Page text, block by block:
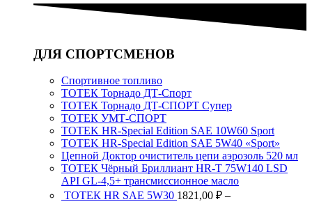
ДЛЯ СПОРТСМЕНОВ
Спортивное топливо
ТОТЕК Торнадо ДТ-Спорт
ТОТЕК Торнадо ДТ-СПОРТ Супер
ТОТЕК УМТ-СПОРТ
TOTEK HR-Special Edition SAE 10W60 Sport
TOTEK HR-Special Edition SAE 5W40 «Sport»
Цепной Доктор очиститель цепи аэрозоль 520 мл
ТОТЕК Чёрный Бриллиант HR-T 75W140 LSD
API GL-4,5+ трансмиссионное масло
ТОТЕК HR SAE 5W30 1821,00 ₽ –